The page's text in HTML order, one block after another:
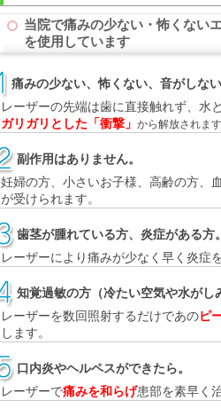
当院で痛みの少ない・怖くない
を使用しています
痛みの少ない、怖くない、音がしな
レーザーの先端は歯に直接触れず、水
ガリガリとした「衝撃」から解放されます
副作用はありません。
妊婦の方、小さいお子様、高齢の方、
が受けられます。
歯茎が腫れている方、炎症がある方。
レーザーにより痛みが少なく早く炎症
知覚過敏の方（冷たい空気や水がし
レーザーを数回照射するだけであのピ
します。
口内炎やヘルペスができたら。
レーザーで痛みを和らげ患部を素早く